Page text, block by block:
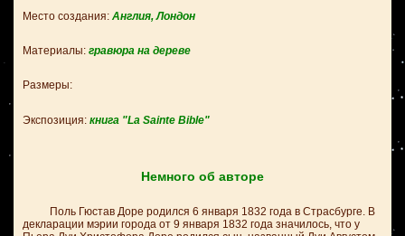
Место создания: Англия, Лондон
Материалы: гравюра на дереве
Размеры:
Экспозиция: книга "La Sainte Bible"
Немного об авторе
Поль Гюстав Доре родился 6 января 1832 года в Страсбурге. В
декларации мэрии города от 9 января 1832 года значилось, что у